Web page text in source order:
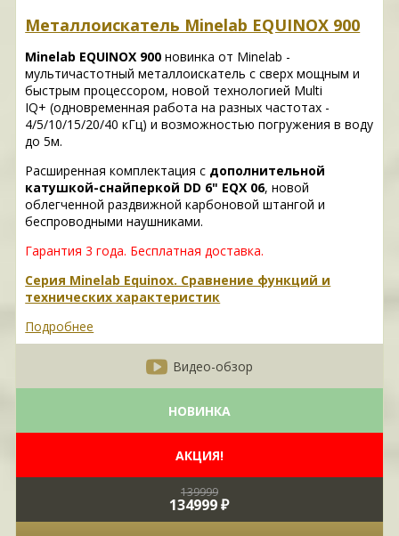
Металлоискатель Minelab EQUINOX 900
Minelab EQUINOX 900 новинка от Minelab -
мультичастотный металлоискатель с сверх мощным и
быстрым процессором, новой технологией Multi
IQ+ (одновременная работа на разных частотах -
4/5/10/15/20/40 кГц) и возможностью погружения в воду
до 5м.
Расширенная комплектация с дополнительной
катушкой-снайперкой DD 6" EQX 06, новой
облегченной раздвижной карбоновой штангой и
беспроводными наушниками.
Гарантия 3 года. Бесплатная доставка.
Серия Minelab Equinox. Сравнение функций и
технических характеристик
Подробнее
Видео-обзор
НОВИНКА
АКЦИЯ!
139999
134999 ₽